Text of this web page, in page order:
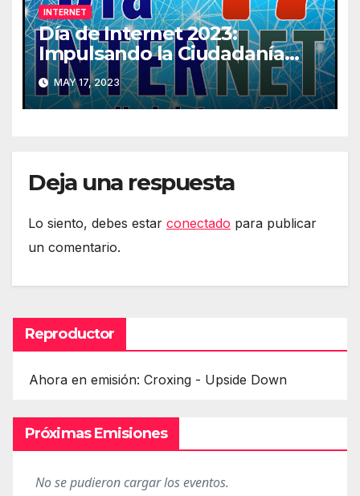
INTERNET
Día de Internet 2023:
Impulsando la Ciudadanía
Digital
MAY 17, 2023
Deja una respuesta
Lo siento, debes estar conectado para publicar
un comentario.
Reproductor
Ahora en emisión: Croxing - Upside Down
Próximas Emisiones